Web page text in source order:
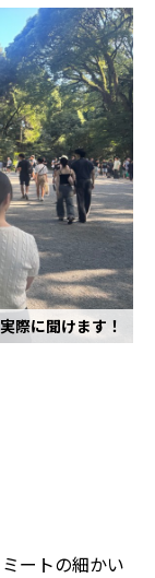
際に聞けます！
ートの細かい